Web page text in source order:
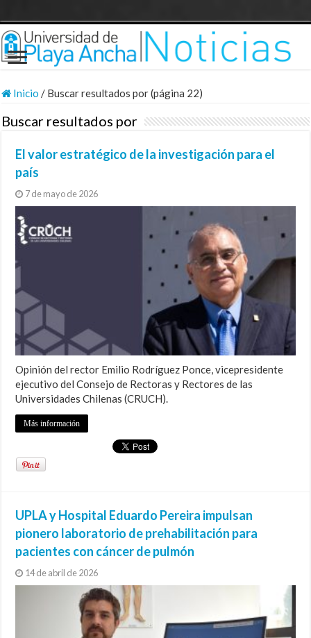
Inicio / Buscar resultados por (página 22)
Buscar resultados por
El valor estratégico de la investigación para el
país
7 de mayo de 2026
Opinión del rector Emilio Rodríguez Ponce, vicepresidente
ejecutivo del Consejo de Rectoras y Rectores de las
Universidades Chilenas (CRUCH).
Más información
UPLA y Hospital Eduardo Pereira impulsan
pionero laboratorio de prehabilitación para
pacientes con cáncer de pulmón
14 de abril de 2026